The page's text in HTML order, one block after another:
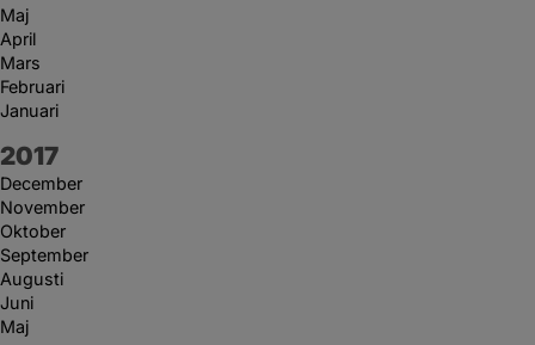
Maj
April
Mars
Februari
Januari
År:
2017
December
November
Oktober
September
Augusti
Juni
Maj